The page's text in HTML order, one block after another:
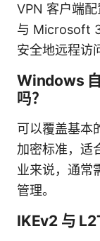
VPN 客户端
与 Microsoft
安全地远程访
Windows
吗？
可以覆盖基本
加密标准，适
业来说，通常
管理。
IKEv2 与